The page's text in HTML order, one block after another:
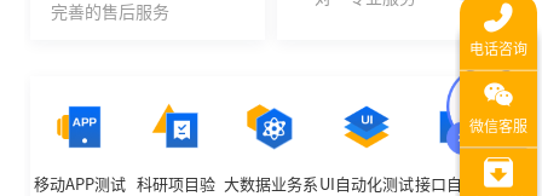
完善的售后服务
移动APP测试 科研项目验 大数据业务系UI自动化测试接口自动化测